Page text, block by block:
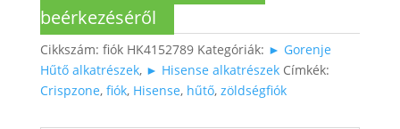
beérkezéséről
Cikkszám: fiók HK4152789 Kategóriák: ► Gorenje
Hűtő alkatrészek, ► Hisense alkatrészek Címkék:
Crispzone, fiók, Hisense, hűtő, zöldségfiók